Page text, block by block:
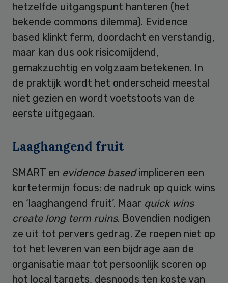
hetzelfde uitgangspunt hanteren (het
bekende commons dilemma). Evidence
based klinkt ferm, doordacht en verstandig,
maar kan dus ook risicomijdend,
gemakzuchtig en volgzaam betekenen. In
de praktijk wordt het onderscheid meestal
niet gezien en wordt voetstoots van de
eerste uitgegaan.
Laaghangend fruit
SMART en evidence basedimpliceren een
kortetermijn focus: de nadruk op quick wins
en ‘laaghangend fruit’. Maar quick wins
create long term ruins. Bovendien nodigen
ze uit tot pervers gedrag. Ze roepen niet op
tot het leveren van een bijdrage aan de
organisatie maar tot persoonlijk scoren op
hot local targets, desnoods ten koste van